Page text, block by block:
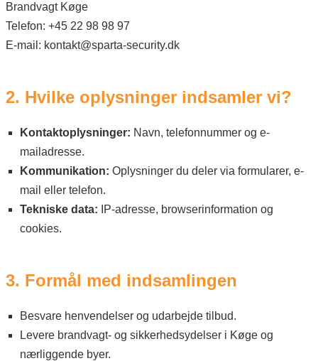
Brandvagt Køge
Telefon: +45 22 98 98 97
E-mail: kontakt@sparta-security.dk
2. Hvilke oplysninger indsamler vi?
Kontaktoplysninger: Navn, telefonnummer og e-
mailadresse.
Kommunikation: Oplysninger du deler via formularer, e-
mail eller telefon.
Tekniske data: IP-adresse, browserinformation og
cookies.
3. Formål med indsamlingen
Besvare henvendelser og udarbejde tilbud.
Levere brandvagt- og sikkerhedsydelser i Køge og
nærliggende byer.